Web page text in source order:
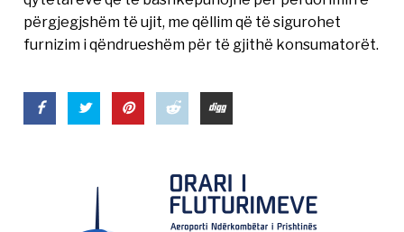
përgjegjshëm të ujit, me qëllim që të sigurohet
furnizim i qëndrueshëm për të gjithë konsumatorët.